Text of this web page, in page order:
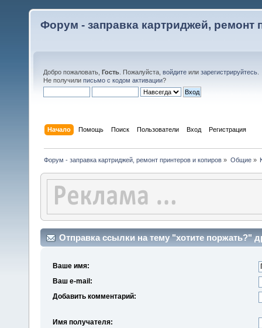
Форум - заправка картриджей, ремонт
Добро пожаловать, Гость . Пожалуйста, войдите или зарегистрируйтесь
Не получили письмо с кодом активации?
Начало Помощь Поиск Пользователи Вход Регистрация
Форум - заправка картриджей, ремонт принтеров и копиров » Общие»
Отправка ссылки на тему "хотите поржать?"
Ваше имя:
Ваш e-mail:
Добавить комментарий:
Имя получателя: